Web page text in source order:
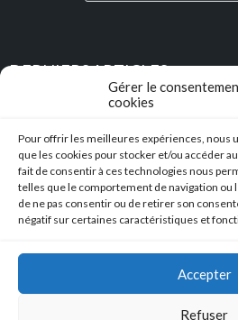
Gérer le
cookies
Pour offrir les meilleures expériences, nous
que les cookies pour stocker et/ou accéder
fait de consentir à ces technologies nous
telles que le comportement de navigation ou
de ne pas consentir ou de retirer son
négatif sur certaines caractéristiques et
Accepter
Refuser
DERNIERS ARTICLES
Soirée d’été
Descente en caisse à savon – Profitez
caisses à savon !!!
l’Hérault Sud prenant
Accessibilité|